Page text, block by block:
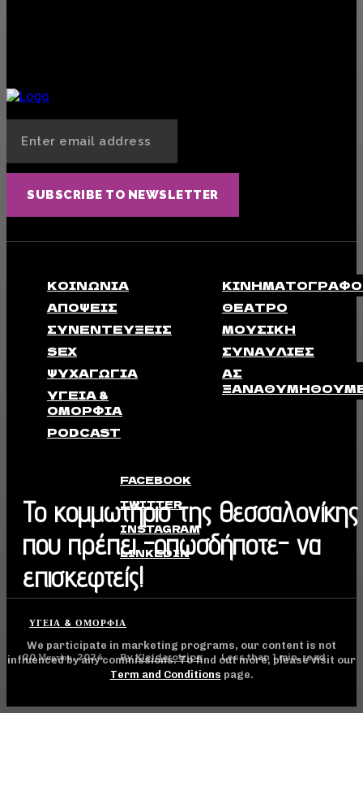
Το κομμωτήριο της Θεσσαλονίκης
που πρέπει -οπωσδήποτε- να
επισκεφτείς!
ΥΓΕΊΑ & ΟΜΟΡΦΙΆ
20 Μαρτίου, 2024 By Kleidarotripa Less than 1min. read
SUBSCRIBE TO NEWSLETTER
ΚΟΙΝΩΝΊΑ
ΑΠΟΨΕΙΣ
ΣΥΝΕΝΤΕΎΞΕΙΣ
SEX
ΨΥΧΑΓΩΓΊΑ
ΥΓΕΊΑ &
ΟΜΟΡΦΙΆ
PODCAST
ΘΈΑΤΡΟ
ΜΟΥΣΙΚΉ
ΣΥΝΑΥΛΊΕΣ
ΑΣ
FACEBOOK
TWITTER
INSTAGRAM
LINKEDIN
We participate in marketing programs, our content is not
influenced by any commissions. To find out more, please visit our
Term and Conditions page.